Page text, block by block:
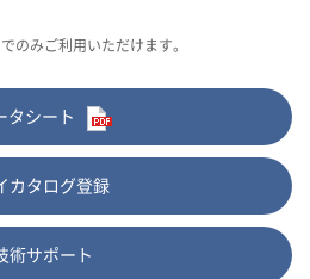
のみご利用いただけます。
タシート
カタログ登録
術サポート